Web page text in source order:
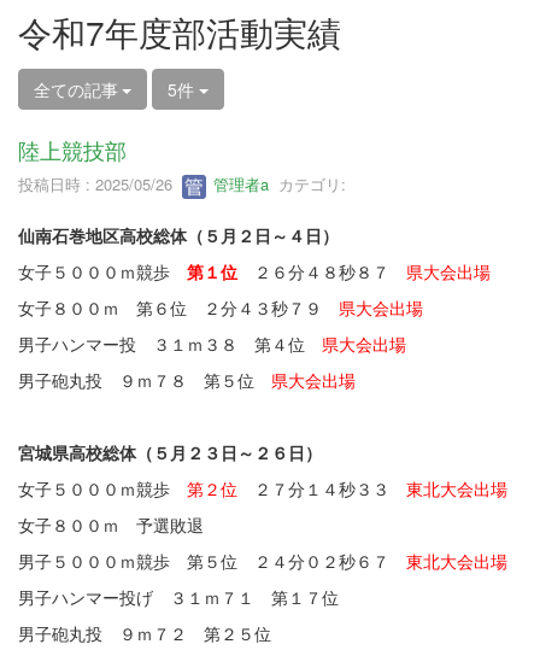
令和7年度部活動実績
全ての記事 5件
陸上競技部
投稿日時 : 2025/05/26 管理者a カテゴリ:
仙南石巻地区高校総体（５月２日～４日）
女子５０００ｍ競歩 第１位 ２６分４８秒８７ 県大会出場
女子８００ｍ 第６位 ２分４３秒７９ 県大会出場
男子ハンマー投 ３１ｍ３８ 第４位 県大会出場
男子砲丸投 ９ｍ７８ 第５位 県大会出場
宮城県高校総体（５月２３日～２６日）
女子５０００ｍ競歩 第２位 ２７分１４秒３３ 東北大会出場
女子８００ｍ 予選敗退
男子５０００ｍ競歩 第５位 ２４分０２秒６７ 東北大会出場
男子ハンマー投げ ３１ｍ７１ 第１７位
男子砲丸投 ９ｍ７２ 第２５位